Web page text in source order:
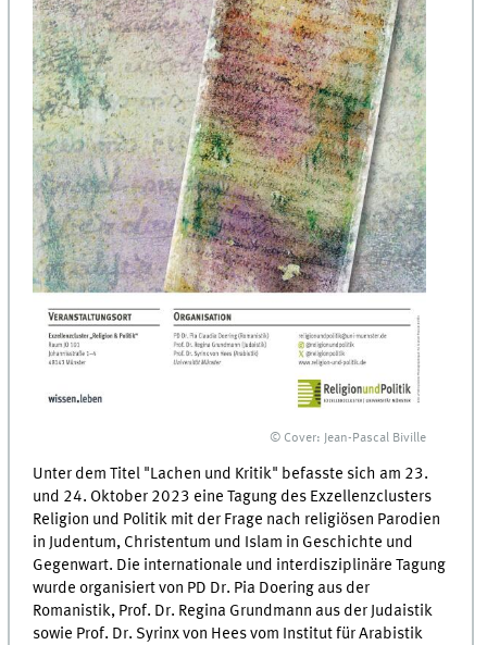
© Cover: Jean-Pascal Biville
Unter dem Titel "Lachen und Kritik" befasste sich am 23.
und 24. Oktober 2023 eine Tagung des Exzellenzclusters
Religion und Politik mit der Frage nach religiösen Parodien
in Judentum, Christentum und Islam in Geschichte und
Gegenwart. Die internationale und interdisziplinäre Tagung
wurde organisiert von PD Dr. Pia Doering aus der
Romanistik, Prof. Dr. Regina Grundmann aus der Judaistik
sowie Prof. Dr. Syrinx von Hees vom Institut für Arabistik